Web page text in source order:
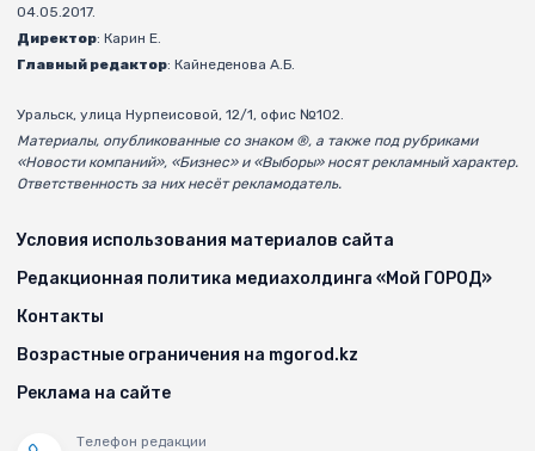
04.05.2017.
Директор: Карин Е.
Главный редактор: Кайнеденова А.Б.
Уральск, улица Нурпеисовой, 12/1, офис №102.
Материалы, опубликованные со знаком ®, а также под рубриками
«Новости компаний», «Бизнес» и «Выборы» носят рекламный характер.
Ответственность за них несёт рекламодатель.
Условия использования материалов сайта
Редакционная политика медиахолдинга «Мой ГОРОД»
Контакты
Возрастные ограничения на mgorod.kz
Реклама на сайте
Телефон редакции